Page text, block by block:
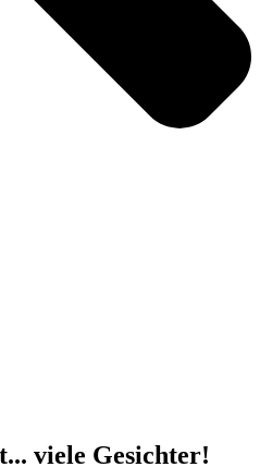
viele Gesichter!